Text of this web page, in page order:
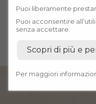
Puoi liberamente
Puoi acconsentire
senza accettare.
Scopri di più e
Per maggiori